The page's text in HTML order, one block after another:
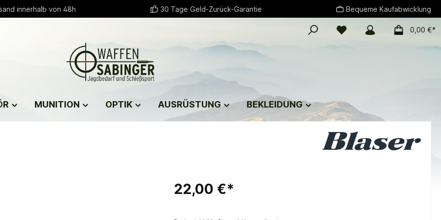
innerhalb von 48h 30 Tage Geld-Zurück-Garantie Bequeme Kaufabwicklung
0,00 €*
MUNITION OPTIK AUSRÜSTUNG BEKLEIDUNG
22,00 €*